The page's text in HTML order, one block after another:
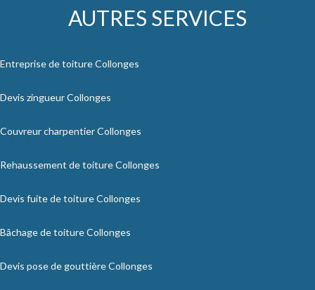
AUTRES SERVICES
Entreprise de toiture Collonges
Devis zingueur Collonges
Couvreur charpentier Collonges
Rehaussement de toiture Collonges
Devis fuite de toiture Collonges
Bâchage de toiture Collonges
Devis pose de gouttière Collonges